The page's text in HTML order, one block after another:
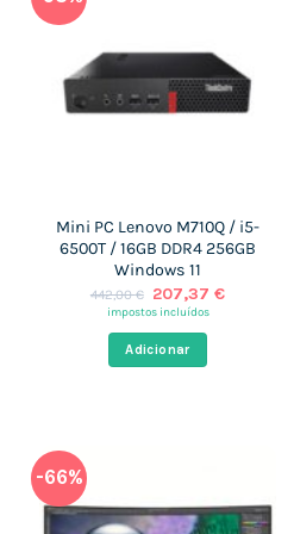
Mini PC Lenovo M710Q / i5-
6500T / 16GB DDR4 256GB
Windows 11
442,00€ O
preço
era:
442,00 €.
207,37€O
impostos incluídos
Adicionar
-66%